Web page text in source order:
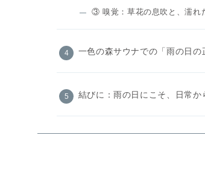
③ 嗅覚：草花の息吹と、濡れ
一色の森サウナでの「雨の日の
結びに：雨の日にこそ、日常か